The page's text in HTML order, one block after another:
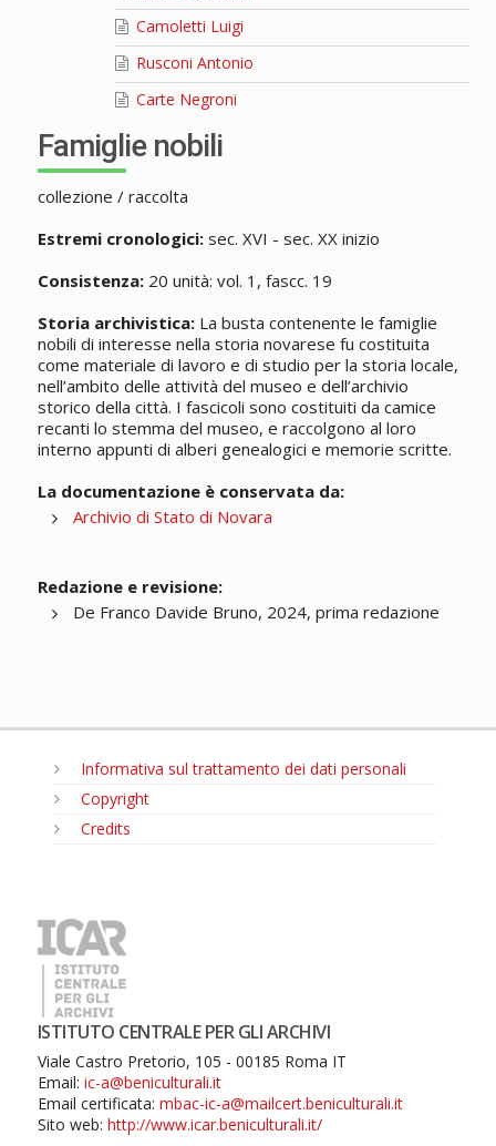
Camoletti Luigi
Rusconi Antonio
Carte Negroni
Famiglie nobili
collezione / raccolta
Estremi cronologici:sec. XVI - sec. XX inizio
Consistenza:20 unità: vol. 1, fascc. 19
Storia archivistica:La busta contenente le famiglie
nobili di interesse nella storia novarese fu costituita
come materiale di lavoro e di studio per la storia locale,
nell’ambito delle attività del museo e dell’archivio
storico della città. I fascicoli sono costituiti da camice
recanti lo stemma del museo, e raccolgono al loro
interno appunti di alberi genealogici e memorie scritte.
La documentazione è conservata da:
Archivio di Stato di Novara
Redazione e revisione:
De Franco Davide Bruno, 2024, prima redazione
Informativa sul trattamento dei dati personali
Copyright
Credits
ISTITUTO CENTRALE PER GLI ARCHIVI
Viale Castro Pretorio, 105 - 00185 Roma IT
Email: ic-a@beniculturali.it
Email certificata: mbac-ic-a@mailcert.beniculturali.it
Sito web: http://www.icar.beniculturali.it/